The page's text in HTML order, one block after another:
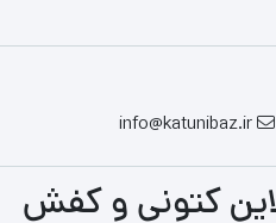
info@katunibaz.ir
کتونی و کفش